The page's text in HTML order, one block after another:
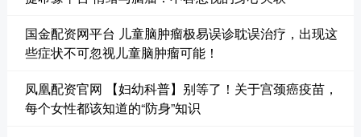
国金配资网平台 儿童脑肿瘤极易误诊耽误治疗，出现这
些症状不可忽视儿童脑肿瘤可能！
凤凰配资官网 【妇幼科普】别等了！关于宫颈癌疫苗，
每个女性都该知道的“防身”知识